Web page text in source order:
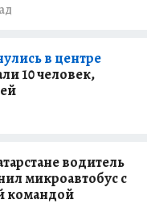
в центре
10 человек,
водитель
микроавтобус с
командой